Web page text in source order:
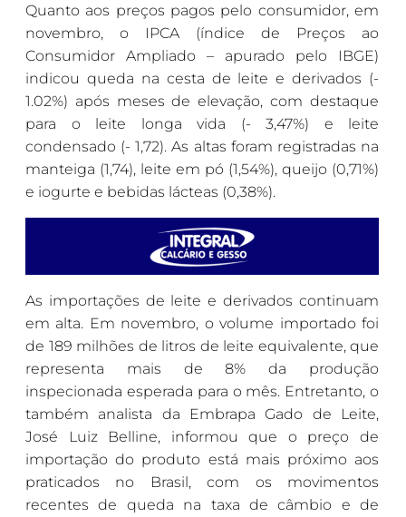
Quanto aos preços pagos pelo consumidor, em
novembro, o IPCA (índice de Preços ao
Consumidor Ampliado – apurado pelo IBGE)
indicou queda na cesta de leite e derivados (-
1.02%) após meses de elevação, com destaque
para o leite longa vida (- 3,47%) e leite
condensado (- 1,72). As altas foram registradas na
manteiga (1,74), leite em pó (1,54%), queijo (0,71%)
e iogurte e bebidas lácteas (0,38%).
As importações de leite e derivados continuam
em alta. Em novembro, o volume importado foi
de 189 milhões de litros de leite equivalente, que
representa mais de 8% da produção
inspecionada esperada para o mês. Entretanto, o
também analista da Embrapa Gado de Leite,
José Luiz Belline, informou que o preço de
importação do produto está mais próximo aos
praticados no Brasil, com os movimentos
recentes de queda na taxa de câmbio e de